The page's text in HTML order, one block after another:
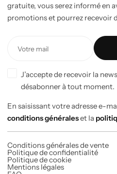
gratuite, vous serez informé en
promotions et pourrez recevoir
J’accepte de recevoir la
désabonner à tout moment.
En saisissant votre adresse e-
conditions généraleset la
Conditions générales de vente
Politique de confidentialité
Politique de cookie
Mentions légales